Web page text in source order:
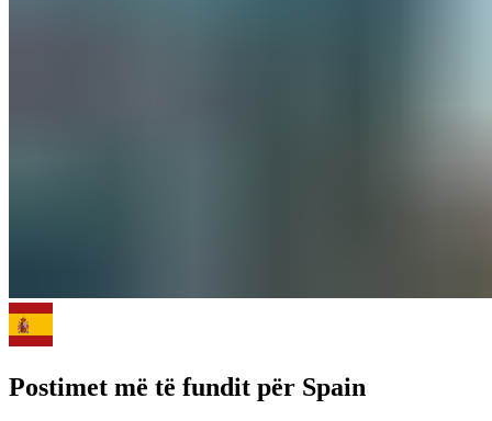
Postimet më të fundit për Spain